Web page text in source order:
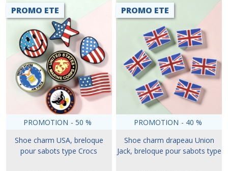
PROMO ETE
PROMOTION - 50 %
Shoe charm USA, breloque
pour sabots type Crocs
PROMO ETE
PROMOTION - 40 %
Shoe charm drapeau Union
Jack, breloque pour sabots type